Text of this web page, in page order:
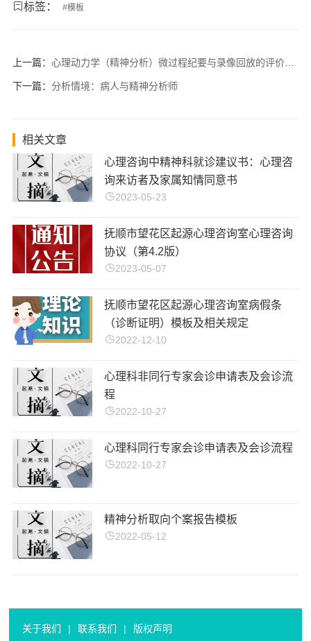
标签： #模板
上一篇： 心理动力学（精神分析）微过程纪要与录像回放的评价表格！
下一篇： 分析情境：病人与精神分析师
相关文章
心理咨询中精神科就诊建议书：心理咨
询来访者及家属知情同意书
2023-05-23
抚顺市望花区起源心理咨询室心理咨询
协议（第4.2版）
2023-05-07
抚顺市望花区起源心理咨询室病假条
（诊断证明）模板及相关规定
2022-12-10
心理科非同行专家会诊申请表及会诊流
程
2022-10-27
心理科同行专家会诊申请表及会诊流程
2022-10-27
精神分析取向个案报告模板
2022-05-12
关于我们 | 联系我们 | 版权声明